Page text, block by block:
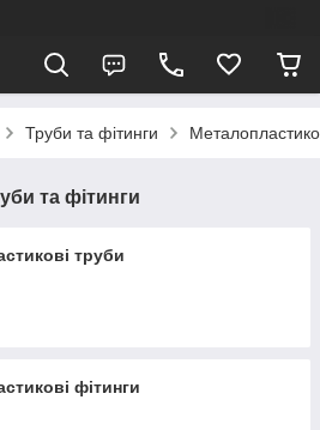
Труби та фітинги
та фітинги
труби
фітинги